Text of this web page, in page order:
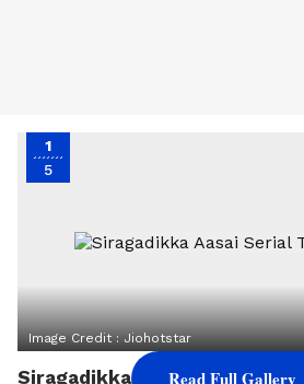
1
5
Image Credit :Jiohotstar
Siragadikka Aasai Serial
Read Full Gallery